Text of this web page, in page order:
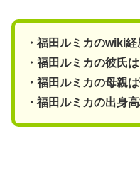
・福田ルミカのwiki
・福田ルミカの彼氏
・福田ルミカの母親
・福田ルミカの出身